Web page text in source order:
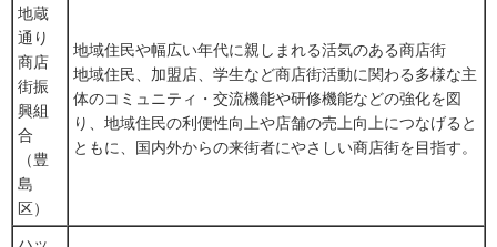
地蔵
通り
商店
街振
興組
合
（豊
島
区）
地域住民や幅広い年代に親しまれる活気のある商店街
地域住民、加盟店、学生など商店街活動に関わる多様な主
体のコミュニティ・交流機能や研修機能などの強化を図
り、地域住民の利便性向上や店舗の売上向上につなげると
ともに、国内外からの来街者にやさしい商店街を目指す。